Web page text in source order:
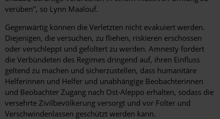
verüben", so Lynn Maalouf.
Gegenwärtig können die Verletzten nicht evakuiert werden.
Diejenigen, die versuchen, zu fliehen, riskieren erschossen
oder verschleppt und gefoltert zu werden. Amnesty fordert
die Verbündeten des Regimes dringend auf, ihren Einfluss
geltend zu machen und sicherzustellen, dass humanitäre
Helferinnen und Helfer und unabhängige Beobachterinnen
und Beobachter Zugang nach Ost-Aleppo erhalten, sodass die
versehrte Zivilbevölkerung versorgt und vor Folter und
Verschwindenlassen geschützt werden kann.